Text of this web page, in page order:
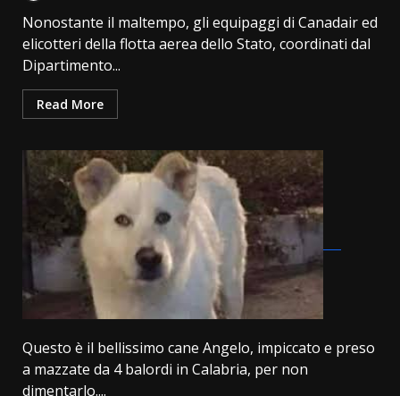
Nonostante il maltempo, gli equipaggi di Canadair ed
elicotteri della flotta aerea dello Stato, coordinati dal
Dipartimento...
Read More
Questo è il bellissimo cane Angelo, impiccato e preso
a mazzate da 4 balordi in Calabria, per non
dimentarlo....